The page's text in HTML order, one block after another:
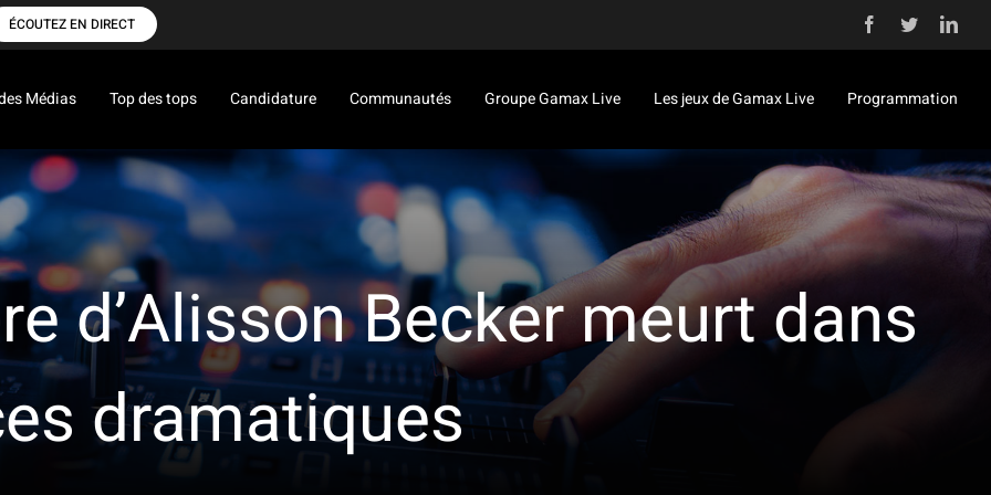
ÉCOUTEZ EN DIRECT Facebook
Twitter
Médias Top des tops Candidature Communautés Groupe Gamax Live Les jeux de Gamax Live Programmation
d’Alisson Becker meurt dans
dramatiques